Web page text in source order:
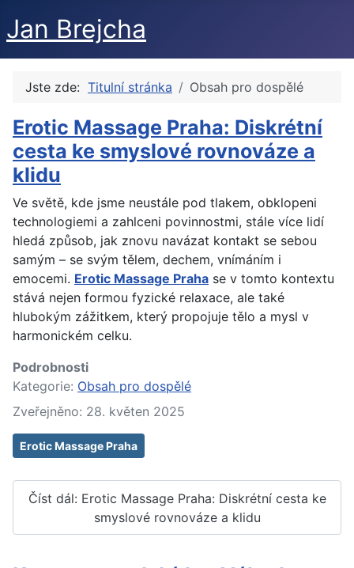
Jan Brejcha
Jste zde: Titulní stránka Obsah pro dospělé
Erotic Massage Praha: Diskrétní
cesta ke smyslové rovnováze a
klidu
Ve světě, kde jsme neustále pod tlakem, obklopeni
technologiemi a zahlceni povinnostmi, stále více lidí
hledá způsob, jak znovu navázat kontakt se sebou
samým – se svým tělem, dechem, vnímáním i
emocemi. Erotic Massage Praha se v tomto kontextu
stává nejen formou fyzické relaxace, ale také
hlubokým zážitkem, který propojuje tělo a mysl v
harmonickém celku.
Podrobnosti
Kategorie: Obsah pro dospělé
Zveřejněno: 28. květen 2025
Erotic Massage Praha
Číst dál: Erotic Massage Praha: Diskrétní cesta ke
smyslové rovnováze a klidu